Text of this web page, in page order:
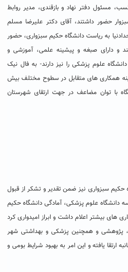
مسئول دفتر نهاد و بازقندی، مدیر روابط
حضور داشتند، آقای دکتر علیرضا مسلم
به ریاست دانشگاه حکیم سبزواری، حضور
و دارای صبغه و پیشینه علمی، آموزشی و
علوم پزشکی را نیز دارند- به فال نیک
همکاری های متقابل در سطوح مختلف بیش
با توان مضاعف در جهت ارتقای شهرستان
حکیم سبزواری نیز ضمن تقدیر و تشکر از قبول
دانشگاه علوم پزشکی، آمادگی دانشگاه حکیم
های بیشتر اعلام داشت و ابراز امیدواری کرد
پژوهشی و همچنین پزشکی و بهداشتی شهر
با تلاش ها و مساعی ۲ جانبه ارتقا یافته و این امر به بهبود شرایط بومی و